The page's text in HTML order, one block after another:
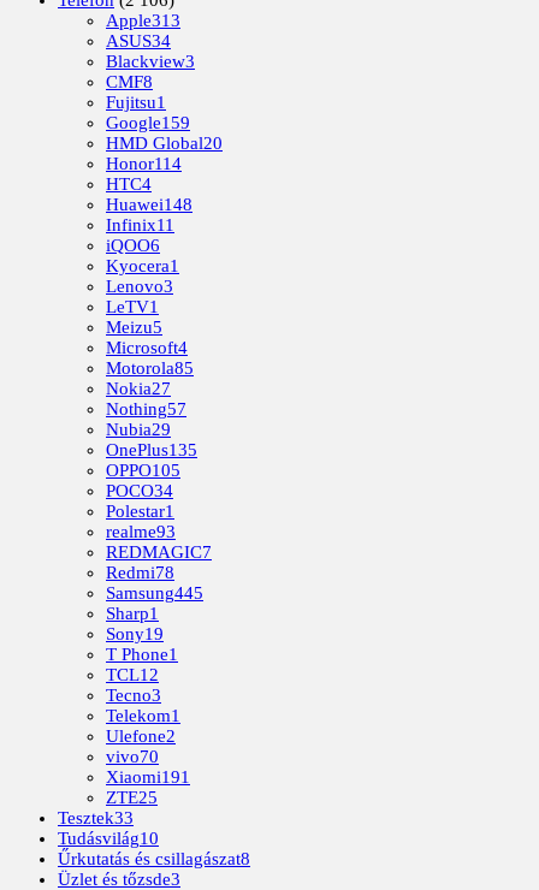
Apple313
ASUS34
Blackview3
CMF8
Fujitsu1
Google159
HMD Global20
Honor114
HTC4
Huawei148
Infinix11
iQOO6
Kyocera1
Lenovo3
LeTV1
Meizu5
Microsoft4
Motorola85
Nokia27
Nothing57
Nubia29
OnePlus135
OPPO105
POCO34
Polestar1
realme93
REDMAGIC7
Redmi78
Samsung445
Sharp1
Sony19
T Phone1
TCL12
Tecno3
Telekom1
Ulefone2
vivo70
Xiaomi191
ZTE25
Tesztek33
Tudásvilág10
Űrkutatás és csillagászat8
Üzlet és tőzsde3